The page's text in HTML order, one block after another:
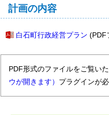
計画の内容
白石町行政経営プラン (PDF
PDF形式のファイルをご覧い
ウが開きます） プラグインが必